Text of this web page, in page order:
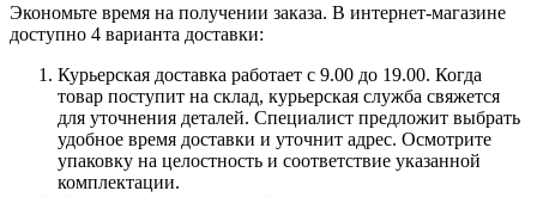
Экономьте время на получении заказа. В интернет-магазине
доступно 4 варианта доставки:
Курьерская доставка работает с 9.00 до 19.00. Когда
товар поступит на склад, курьерская служба свяжется
для уточнения деталей. Специалист предложит выбрать
удобное время доставки и уточнит адрес. Осмотрите
упаковку на целостность и соответствие указанной
комплектации.